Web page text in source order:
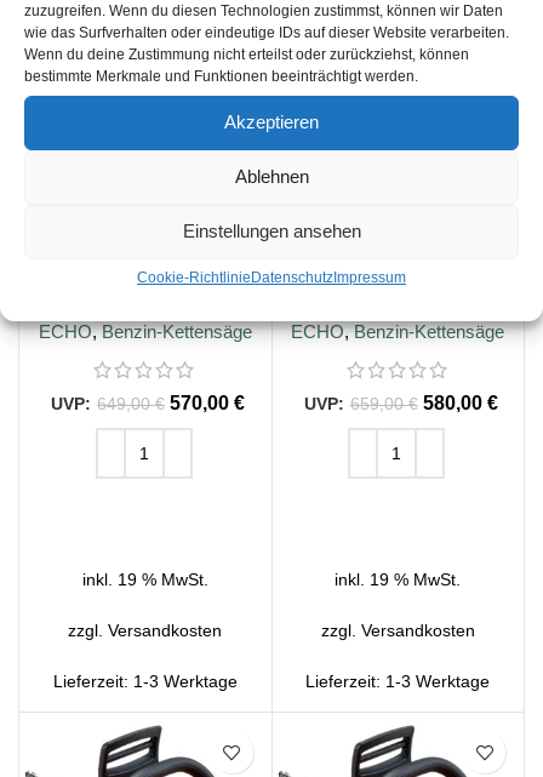
zuzugreifen. Wenn du diesen Technologien zustimmst, können wir Daten
wie das Surfverhalten oder eindeutige IDs auf dieser Website verarbeiten.
Wenn du deine Zustimmung nicht erteilst oder zurückziehst, können
bestimmte Merkmale und Funktionen beeinträchtigt werden.
Akzeptieren
Ablehnen
Einstellungen ansehen
Cookie-RichtlinieDatenschutzImpressum
ECHO Benzin-Kettensäge
Schienenlänge
ECHO,Benzin-Kettensäge
649,00€ 570,00€
inkl. 19 % MwSt.
zzgl.Versandkosten
Lieferzeit: 1-3 Werktage
ECHO Benzin-Kettensäge
Schienenlänge
ECHO,Benzin-Kettensäge
659,00€ 580,00 €
inkl. 19 % MwSt.
zzgl. Versandkosten
Lieferzeit: 1-3 Werktage